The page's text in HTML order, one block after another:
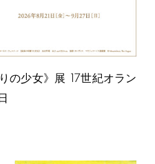
の少女》展 17世紀オラン